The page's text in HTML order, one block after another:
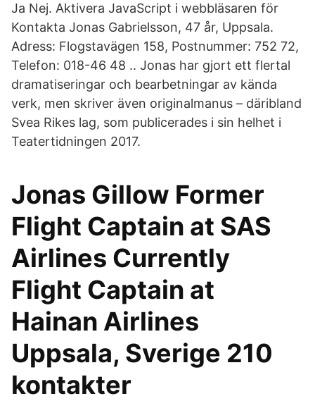
Ja Nej. Aktivera JavaScript i webbläsaren för
Kontakta Jonas Gabrielsson, 47 år, Uppsala.
Adress: Flogstavägen 158, Postnummer: 752 72,
Telefon: 018-46 48 .. Jonas har gjort ett flertal
dramatiseringar och bearbetningar av kända
verk, men skriver även originalmanus – däribland
Svea Rikes lag, som publicerades i sin helhet i
Teatertidningen 2017.
Jonas Gillow Former
Flight Captain at SAS
Airlines Currently
Flight Captain at
Hainan Airlines
Uppsala, Sverige 210
kontakter